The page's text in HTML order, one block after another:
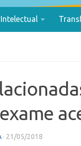
· 21/05/2018